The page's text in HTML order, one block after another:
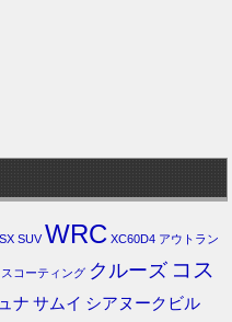
SUV WRC XC60D4 アウトラン
コーティング クルーズ コス
ナ サムイ シアヌークビル